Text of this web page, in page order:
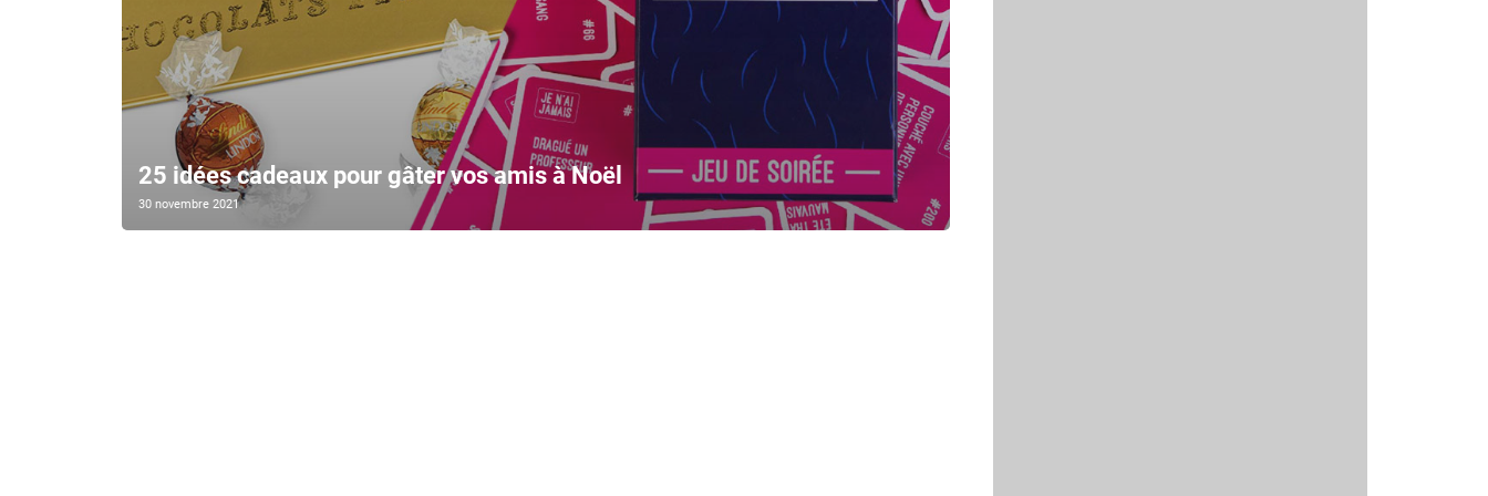
25 idées cadeaux pour gâter vos amis à Noël
30 novembre 2021